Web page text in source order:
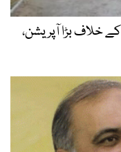
خلاف بڑا آپریشن،